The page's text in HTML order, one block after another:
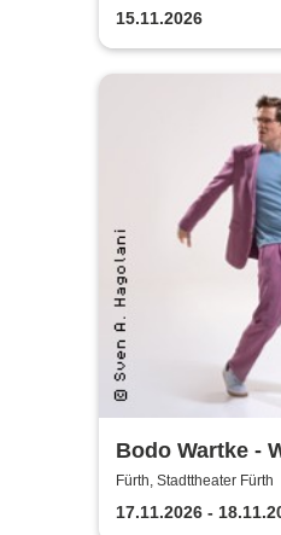
15.11.2026
Bodo Wartke -
Fürth, Stadttheater Fürth
17.11.2026 -